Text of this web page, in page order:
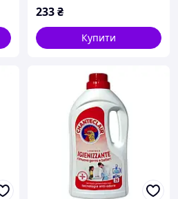
233₴
Купити